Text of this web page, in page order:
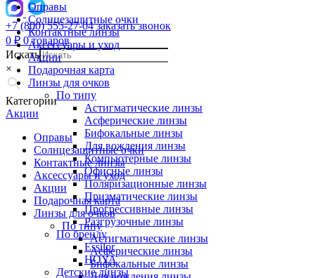
+7 (800) 555-27-04 заказать звонок
0 ₽ 0 товаров
Искать
×
Категории
Акции
Оправы
Солнцезащитные очки
Контактные линзы
Аксессуары и уход
Акции
Подарочная карта
Линзы для очков
По типу
Астигматические линзы
Асферические линзы
Бифокальные линзы
Оправы
Солнцезащитные очки
Контактные линзы
Аксессуары и уход
Акции
Подарочная карта
Линзы для очков
По типу
Астигматические линзы
Асферические линзы
Бифокальные линзы
Для вождения линзы
Компьютерные линзы
Офисные линзы
Поляризационные линзы
Призматические линзы
Прогрессивные линзы
Разгрузочные линзы
По бренду
Essilor
HOYA
Детские линзы